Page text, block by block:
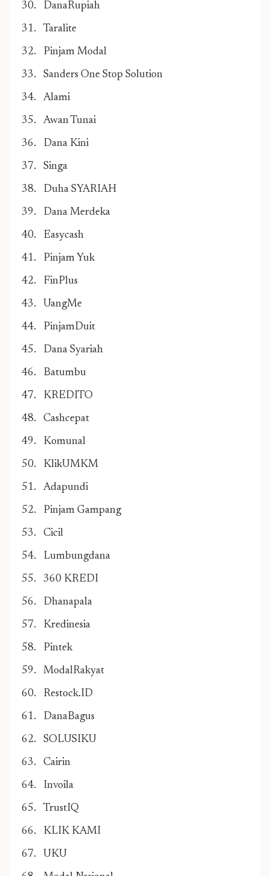
DanaRupiah
Taralite
Pinjam Modal
Sanders One Stop Solution
Alami
Awan Tunai
Dana Kini
Singa
Duha SYARIAH
Dana Merdeka
Easycash
Pinjam Yuk
FinPlus
UangMe
PinjamDuit
Dana Syariah
Batumbu
KREDITO
Cashcepat
Komunal
KlikUMKM
Adapundi
Pinjam Gampang
Cicil
Lumbungdana
360 KREDI
Dhanapala
Kredinesia
Pintek
ModalRakyat
Restock.ID
DanaBagus
SOLUSIKU
Cairin
Invoila
TrustIQ
KLIK KAMI
UKU